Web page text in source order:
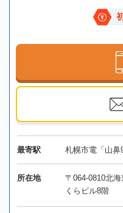
最寄駅 札幌市電「山鼻
所在地
〒064-0810北
くらビル8階